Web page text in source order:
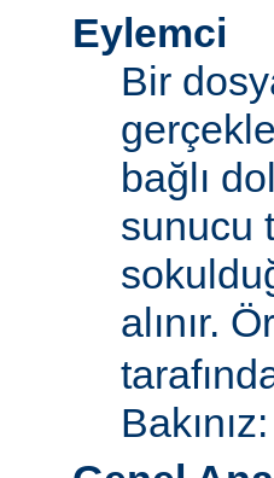
Eylemci
Bir
bağlı
sunucu
alınır.
Bakınız: